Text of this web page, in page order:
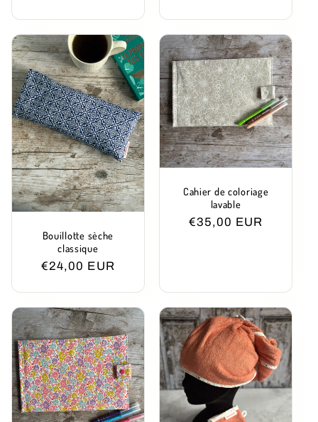
Bouillotte sèche
classique
Prix
€24,00 EUR
Cahier de coloriage
lavable
Prix
€35,00 EUR